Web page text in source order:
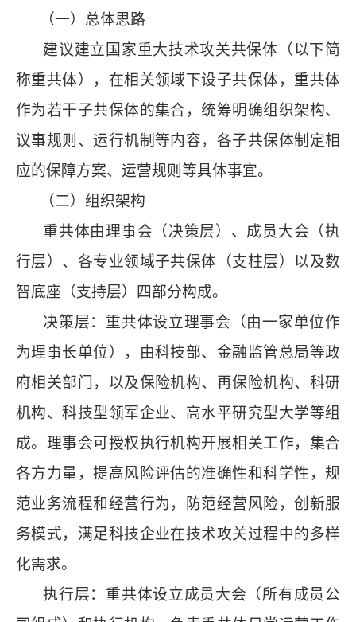
（一）总体思路
建议建立国家重大技术攻关共保体（以下简
称重共体），在相关领域下设子共保体，重共体
作为若干子共保体的集合，统筹明确组织架构、
议事规则、运行机制等内容，各子共保体制定相
应的保障方案、运营规则等具体事宜。
（二）组织架构
重共体由理事会（决策层）、成员大会（执
行层）、各专业领域子共保体（支柱层）以及数
智底座（支持层）四部分构成。
决策层：重共体设立理事会（由一家单位作
为理事长单位），由科技部、金融监管总局等政
府相关部门，以及保险机构、再保险机构、科研
机构、科技型领军企业、高水平研究型大学等组
成。理事会可授权执行机构开展相关工作，集合
各方力量，提高风险评估的准确性和科学性，规
范业务流程和经营行为，防范经营风险，创新服
务模式，满足科技企业在技术攻关过程中的多样
化需求。
执行层：重共体设立成员大会（所有成员公